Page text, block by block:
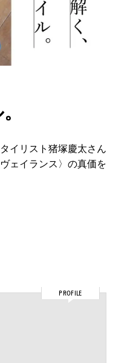
イリスト猪塚慶太さん
ェイランス〉の真価を
PROFILE